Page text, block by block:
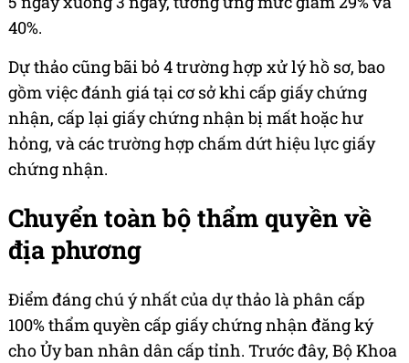
40%.
Dự thảo cũng bãi bỏ 4 trường hợp xử lý hồ sơ, bao
gồm việc đánh giá tại cơ sở khi cấp giấy chứng
nhận, cấp lại giấy chứng nhận bị mất hoặc hư
hỏng, và các trường hợp chấm dứt hiệu lực giấy
chứng nhận.
Chuyển toàn bộ thẩm quyền về
địa phương
Điểm đáng chú ý nhất của dự thảo là phân cấp
100% thẩm quyền cấp giấy chứng nhận đăng ký
cho Ủy ban nhân dân cấp tỉnh. Trước đây, Bộ Khoa